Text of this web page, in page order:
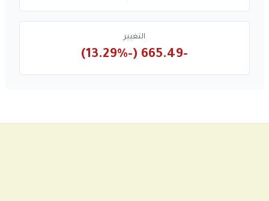
التغيير
-665.49 (-13.29%)